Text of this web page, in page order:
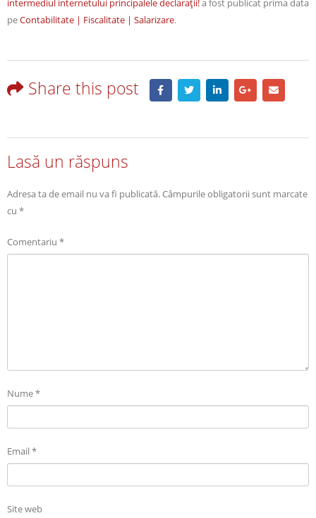
intermediul internetului principalele declaraţii!a fost publicat prima data
peContabilitate | Fiscalitate | Salarizare.
Share this post
Lasă un răspuns
Adresa ta de email nu va fi publicată.Câmpurile obligatorii sunt marcate
cu *
Comentariu *
Nume*
Email*
Site web